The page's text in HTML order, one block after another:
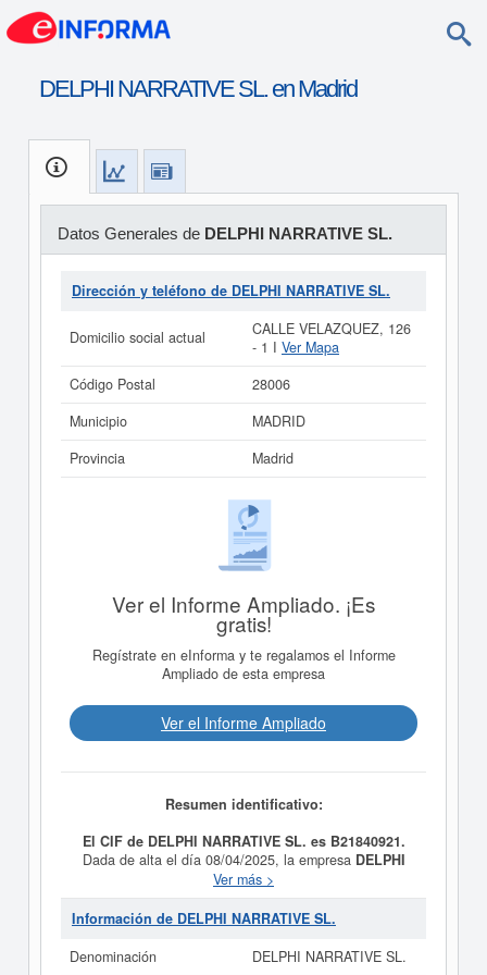
DELPHI NARRATIVE SL. en Madrid
Datos Generales de DELPHI NARRATIVE SL.
Dirección y teléfono de DELPHI NARRATIVE SL.
Domicilio social actual
CALLE VELAZQUEZ, 126
- 1 I Ver Mapa
Código Postal
28006
Municipio
MADRID
Provincia
Madrid
Ver el Informe Ampliado. ¡Es
gratis!
Regístrate en eInforma y te regalamos el Informe
Ampliado de esta empresa
Ver el Informe Ampliado
Resumen identificativo:
El CIF de DELPHI NARRATIVE SL. es B21840921.
Dada de alta el día 08/04/2025, la empresa DELPHI
NARRATIVE SL.tiene como propósito - La
compraventa, importación, exportación, distribución y
comercialización al por mayor y al por menor de toda
textiles, tecnológicos, cosméticos, farmacéuticos,
Ver más >
Información de DELPHI NARRATIVE SL.
Denominación
DELPHI NARRATIVE SL.